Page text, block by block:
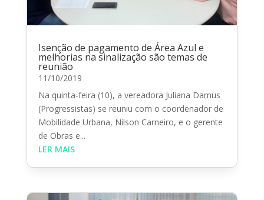
Isenção de pagamento de Área Azul e
melhorias na sinalização são temas de
reunião
11/10/2019
Na quinta-feira (10), a vereadora Juliana Damus
(Progressistas) se reuniu com o coordenador de
Mobilidade Urbana, Nilson Carneiro, e o gerente
de Obras e...
LER MAIS